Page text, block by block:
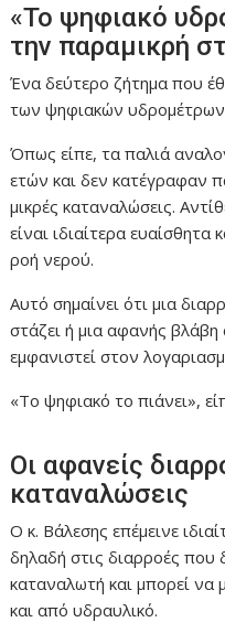
«Το ψηφιακό
την παραμικρή
Ένα δεύτερο ζήτημα που
των ψηφιακών
Όπως είπε, τα παλιά
ετών και δεν κατέγραφαν
μικρές καταναλώσεις.
είναι ιδιαίτερα
ροή νερού.
Αυτό σημαίνει ότι μια
στάζει ή μια αφανής
εμφανιστεί στον
«Το ψηφιακό το πιάνει»,
Οι αφανείς
καταναλώσεις
Ο κ. Βάλεσης επέμεινε
δηλαδή στις διαρροές που
καταναλωτή και μπορεί να
και από υδραυλικό.